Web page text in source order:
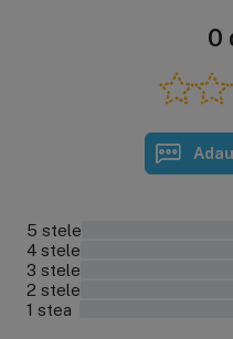
0
5 stele
4 stele
3 stele
2 stele
1 stea